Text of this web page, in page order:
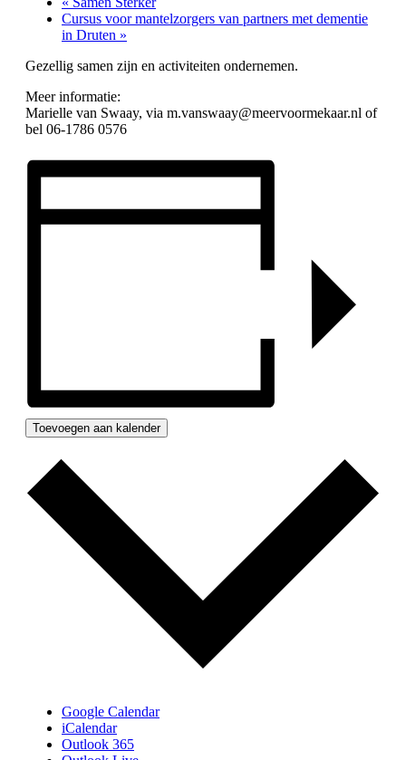
Cursus voor mantelzorgers van partners met dementie
in Druten »
Gezellig samen zijn en activiteiten ondernemen.
Meer informatie:
Marielle van Swaay, via m.vanswaay@meervoormekaar.nl of
bel 06-1786 0576
Toevoegen aan kalender
Google Calendar
iCalendar
Outlook 365